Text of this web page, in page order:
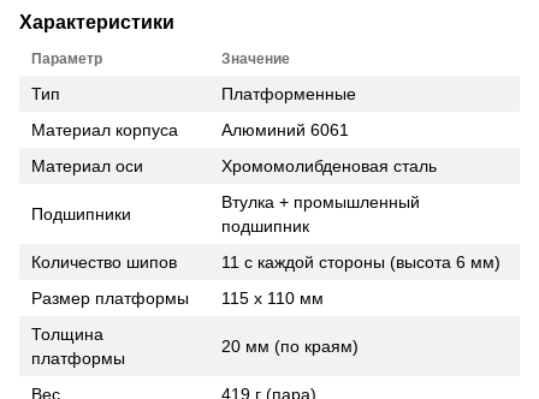
Характеристики
Параметр Значение
Тип
Платформенные
Материал корпуса
Алюминий 6061
Материал оси
Хромомолибденовая сталь
Подшипники
Втулка + промышленный
подшипник
Количество шипов
11 с каждой стороны (высота 6 мм)
Размер платформы
115 x 110 мм
Толщина
платформы
20 мм (по краям)
Вес 419 г (пара)